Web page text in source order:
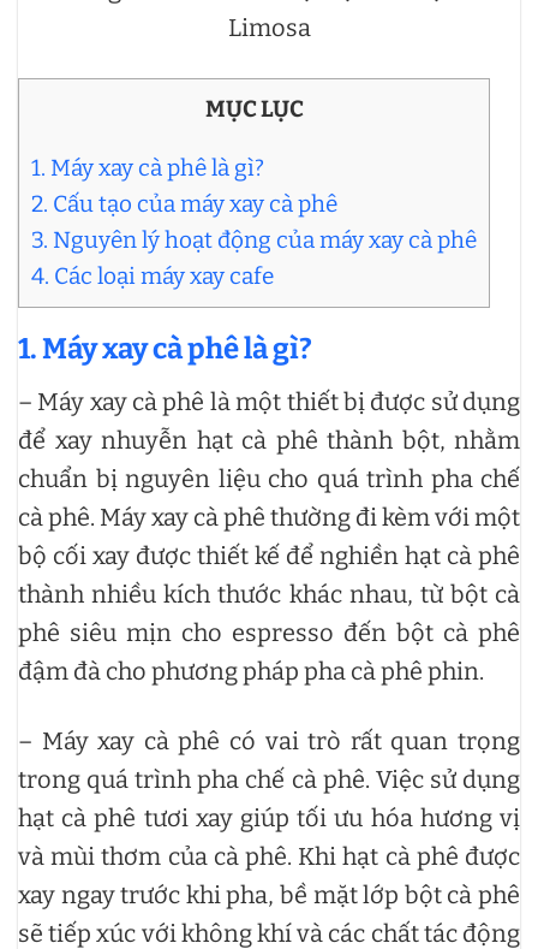
Limosa
MỤC LỤC
1. Máy xay cà phê là gì?
2. Cấu tạo của máy xay cà phê
3. Nguyên lý hoạt động của máy xay cà phê
4. Các loại máy xay cafe
1. Máy xay cà phê là gì?
– Máy xay cà phê là một thiết bị được sử dụng
để xay nhuyễn hạt cà phê thành bột, nhằm
chuẩn bị nguyên liệu cho quá trình pha chế
cà phê. Máy xay cà phê thường đi kèm với một
bộ cối xay được thiết kế để nghiền hạt cà phê
thành nhiều kích thước khác nhau, từ bột cà
phê siêu mịn cho espresso đến bột cà phê
đậm đà cho phương pháp pha cà phê phin.
– Máy xay cà phê có vai trò rất quan trọng
trong quá trình pha chế cà phê. Việc sử dụng
hạt cà phê tươi xay giúp tối ưu hóa hương vị
và mùi thơm của cà phê. Khi hạt cà phê được
xay ngay trước khi pha, bề mặt lớp bột cà phê
sẽ tiếp xúc với không khí và các chất tác động